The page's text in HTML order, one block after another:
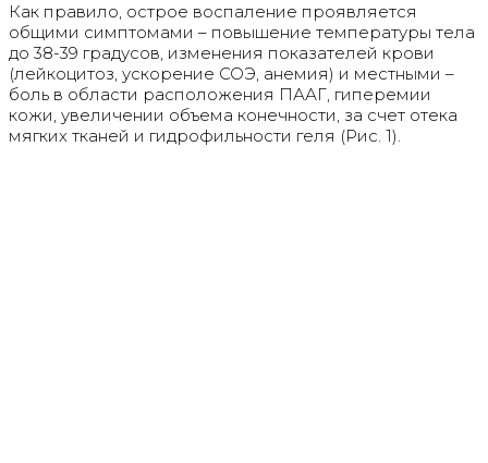
Как правило, острое воспаление проявляется
общими симптомами – повышение температуры тела
до 38-39 градусов, изменения показателей крови
(лейкоцитоз, ускорение СОЭ, анемия) и местными –
боль в области расположения ПААГ, гиперемии
кожи, увеличении объема конечности, за счет отека
мягких тканей и гидрофильности геля (Рис. 1).